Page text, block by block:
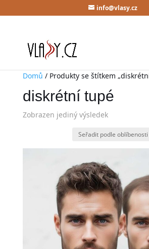
info@vlasy.cz
Domů / Produkty se štítkem
diskrétní tupé
Zobrazen jediný výsledek